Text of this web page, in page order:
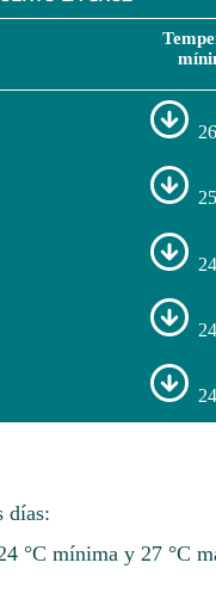
días:
°C mínima y 27 °C